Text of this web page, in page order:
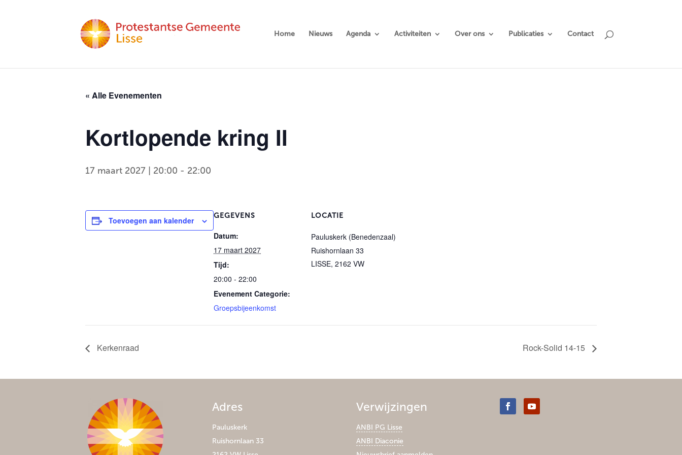
Home Nieuws Agenda Activiteiten Over ons Publicaties Contact
« Alle Evenementen
Kortlopende kring II
17 maart 2027 | 20:00 - 22:00
Toevoegen aan kalender GEGEVENS
Datum:
17 maart 2027
Tijd:
20:00 - 22:00
Evenement Categorie:
Groepsbijeenkomst
LOCATIE
Pauluskerk (Benedenzaal)
Ruishornlaan 33
LISSE, 2162 VW
Kerkenraad Rock-Solid 14-15
Adres
Pauluskerk
Ruishornlaan 33
Verwijzingen
ANBI PG Lisse
ANBI Diaconie